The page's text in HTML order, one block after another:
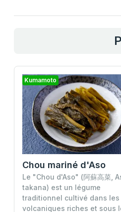
Kumamoto
Chou mariné d'Aso
Le "Chou d'Aso" (阿蘇高菜,
takana) est un légume
traditionnel cultivé dans les
volcaniques riches et sous